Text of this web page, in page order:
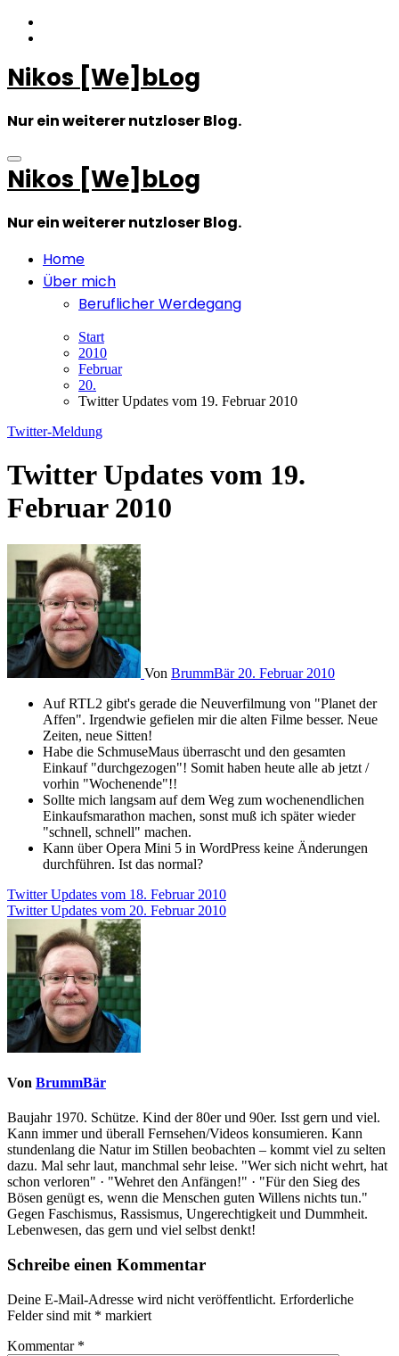
Zum
Inhalt
Nikos [We]bLog
Nur ein weiterer nutzloser Blog.
Nikos [We]bLog
Nur ein weiterer nutzloser Blog.
Home
Über mich
Beruflicher Werdegang
Start
2010
Februar
20.
Twitter Updates vom 19. Februar 2010
Twitter-Meldung
Twitter Updates vom 19.
Februar 2010
Von BrummBär 20. Februar 2010
Auf RTL2 gibt's gerade die Neuverfilmung von "Planet der
Affen". Irgendwie gefielen mir die alten Filme besser. Neue
Zeiten, neue Sitten!
Habe die SchmuseMaus überrascht und den gesamten
Einkauf "durchgezogen"! Somit haben heute alle ab jetzt /
vorhin "Wochenende"!!
Sollte mich langsam auf dem Weg zum wochenendlichen
Einkaufsmarathon machen, sonst muß ich später wieder
"schnell, schnell" machen.
Kann über Opera Mini 5 in WordPress keine Änderungen
durchführen. Ist das normal?
Beitragsnavigation
Twitter Updates vom 18. Februar 2010
Twitter Updates vom 20. Februar 2010
Von BrummBär
Baujahr 1970. Schütze. Kind der 80er und 90er. Isst gern und viel.
Kann immer und überall Fernsehen/Videos konsumieren. Kann
stundenlang die Natur im Stillen beobachten – kommt viel zu selten
dazu. Mal sehr laut, manchmal sehr leise. "Wer sich nicht wehrt, hat
schon verloren" · "Wehret den Anfängen!" · "Für den Sieg des
Bösen genügt es, wenn die Menschen guten Willens nichts tun."
Gegen Faschismus, Rassismus, Ungerechtigkeit und Dummheit.
Lebenwesen, das gern und viel selbst denkt!
Schreibe einen Kommentar
Deine E-Mail-Adresse wird nicht veröffentlicht. Erforderliche
Felder sind mit * markiert
Kommentar *